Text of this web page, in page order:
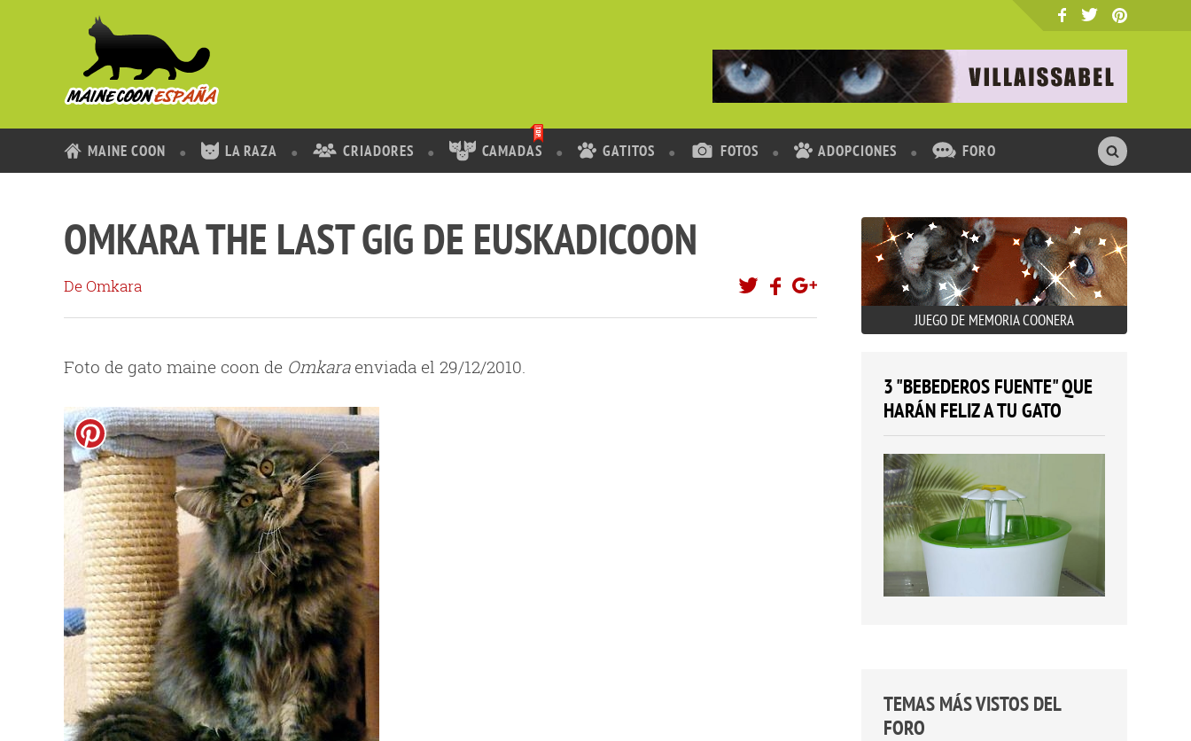
MAINE COON LA RAZA CRIADORES CAMADAS GATITOS FOTOS ADOPCIONES FORO
OMKARA THE LAST GIG DE EUSKADICOON
De Omkara
Foto de gato maine coon de Omkaraenviada el 29/12/2010.
JUEGO DE MEMORIA COONERA
3 "BEBEDEROS FUENTE" QUE
HARÁN FELIZ A TU GATO
TEMAS MÁS VISTOS DEL
FORO